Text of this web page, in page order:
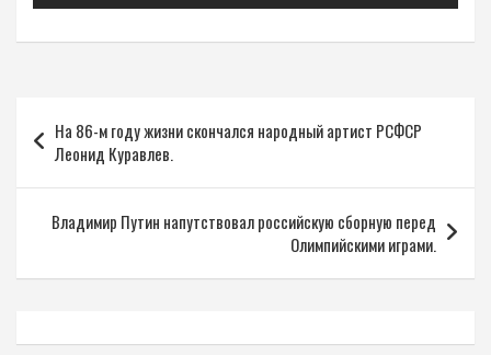
по
записям
На 86-м году жизни скончался народный артист РСФСР
Леонид Куравлев.
Владимир Путин напутствовал российскую сборную перед
Олимпийскими играми.